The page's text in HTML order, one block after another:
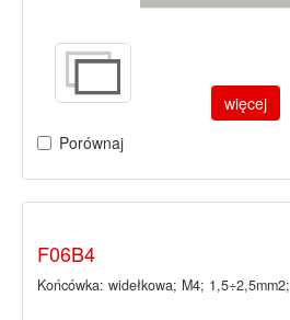
więcej
Porównaj
F06B4
Końcówka: widełkowa; M4;